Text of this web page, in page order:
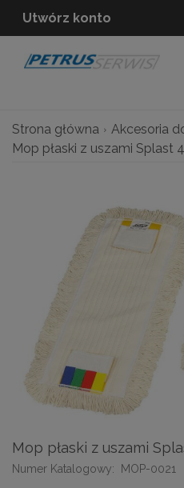
Utwórz konto
Strona główna Akcesoria
Mop płaski z uszami Splast
Mop płaski z uszami
Numer Katalogowy: MOP-0021